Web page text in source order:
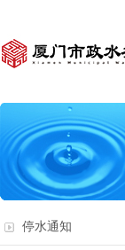
停水通知